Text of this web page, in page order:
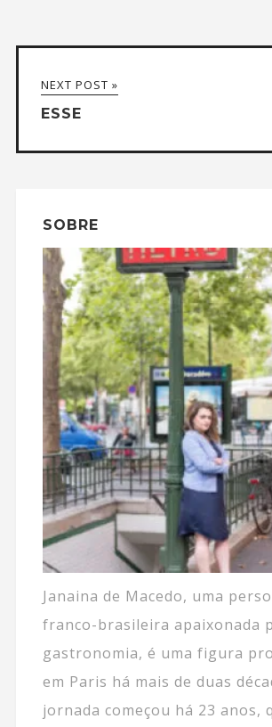
NEXT POST »
ESSE
SOBRE
Janaina de Macedo, uma
franco-brasileira apaixonada
gastronomia, é uma figura
em Paris há mais de duas
jornada começou há 23 anos,